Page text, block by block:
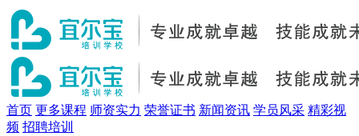
首页 更多课程 师资实力 荣誉证书 新闻资讯 学员风采 精彩视
频 招聘培训